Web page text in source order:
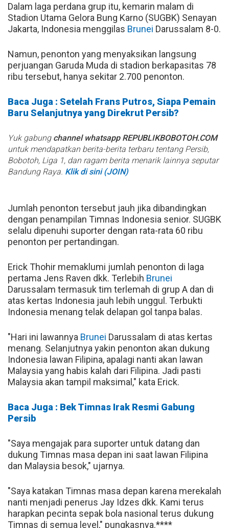
Dalam laga perdana grup itu, kemarin malam di
Stadion Utama Gelora Bung Karno (SUGBK) Senayan
Jakarta, Indonesia menggilas Brunei Darussalam 8-0.
Namun, penonton yang menyaksikan langsung
perjuangan Garuda Muda di stadion berkapasitas 78
ribu tersebut, hanya sekitar 2.700 penonton.
Baca Juga : Setelah Frans Putros, Siapa Pemain
Baru Selanjutnya yang Direkrut Persib?
Yuk gabung channel whatsapp REPUBLIKBOBOTOH.COM
untuk mendapatkan berita-berita terbaru tentang Persib,
Bobotoh, Liga 1, dan ragam berita menarik lainnya seputar
Bandung Raya. Klik di sini (JOIN)
Jumlah penonton tersebut jauh jika dibandingkan
dengan penampilan Timnas Indonesia senior. SUGBK
selalu dipenuhi suporter dengan rata-rata 60 ribu
penonton per pertandingan.
Erick Thohir memaklumi jumlah penonton di laga
pertama Jens Raven dkk. Terlebih Brunei
Darussalam termasuk tim terlemah di grup A dan di
atas kertas Indonesia jauh lebih unggul. Terbukti
Indonesia menang telak delapan gol tanpa balas.
"Hari ini lawannya Brunei Darussalam di atas kertas
menang. Selanjutnya yakin penonton akan dukung
Indonesia lawan Filipina, apalagi nanti akan lawan
Malaysia yang habis kalah dari Filipina. Jadi pasti
Malaysia akan tampil maksimal," kata Erick.
Baca Juga : Bek Timnas Irak Resmi Gabung
Persib
"Saya mengajak para suporter untuk datang dan
dukung Timnas masa depan ini saat lawan Filipina
dan Malaysia besok," ujarnya.
"Saya katakan Timnas masa depan karena merekalah
nanti menjadi penerus Jay Idzes dkk. Kami terus
harapkan pecinta sepak bola nasional terus dukung
Timnas di semua level," pungkasnya.****